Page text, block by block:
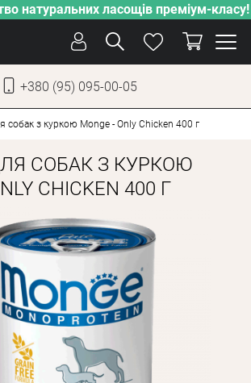
натуральних ласощів преміум-класу!
+380 (95) 095-00-05
СОБАКИ
КОТИ
ВІД СПЕКИ
ВИРОБНИЦТВО
НОВИНКИ
АКЦІЇ
БЛОГ
Оплата і доставка
собак з куркою Monge - Only Chicken 400 г
СОБАК З КУРКОЮ
CHICKEN 400 Г